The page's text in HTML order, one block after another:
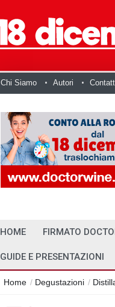
Chi Siamo Autori
HOME FIRMATO
GUIDE E PRESENTAZIONI
Home / Degustazioni /